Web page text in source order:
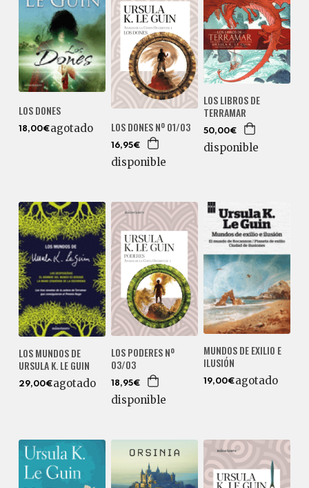
LOS DONES
18,00€agotado LOS DONES Nº 01/03
16,95€
disponible
LOS LIBROS DE
TERRAMAR
50,00€
disponible
LOS MUNDOS DE
URSULA K. LE GUIN
29,00€agotado
LOS PODERES Nº
03/03
18,95€
disponible
MUNDOS DE EXILIO E
ILUSIÓN
19,00€agotado